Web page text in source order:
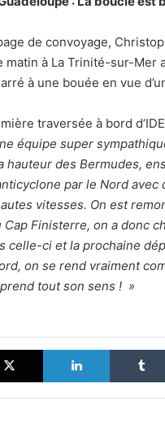
de convoyage,
à La Trinité-sur-Mer
à une bouée en vue
traversée à bord
équipe super
des Bermudes,
par le Nord
vitesses. On est
Cap Finisterre, on a donc
celle-ci et la prochaine
on se rend vraiment
tout son sens ! »
X Linkedin